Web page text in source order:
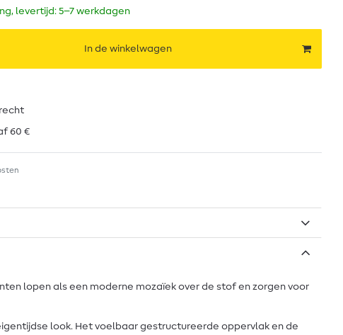
levertijd: 5–7 werkdagen
In de winkelwagen
60 €
lopen als een moderne mozaïek over de stof en zorgen voor
look. Het voelbaar gestructureerde oppervlak en de